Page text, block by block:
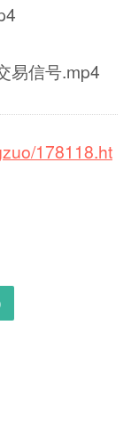
易信号.mp4
178118.ht